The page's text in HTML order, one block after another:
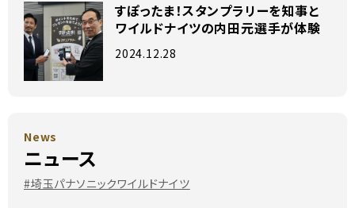
すぽったま！スタンプラリーを知事と
ワイルドナイツの内田元選手が体験
2024.12.28
News
ニュース
#埼玉パナソニックワイルドナイツ